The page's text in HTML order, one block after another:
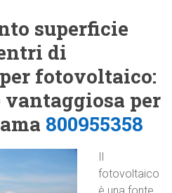
superficie
di
fotovoltaico:
per
800955358
fotovoltaico